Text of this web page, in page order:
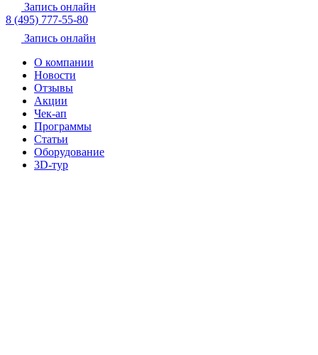
Запись онлайн
8 (495) 777-55-80
Запись онлайн
О компании
Новости
Отзывы
Акции
Чек-ап
Программы
Статьи
Оборудование
3D-тур